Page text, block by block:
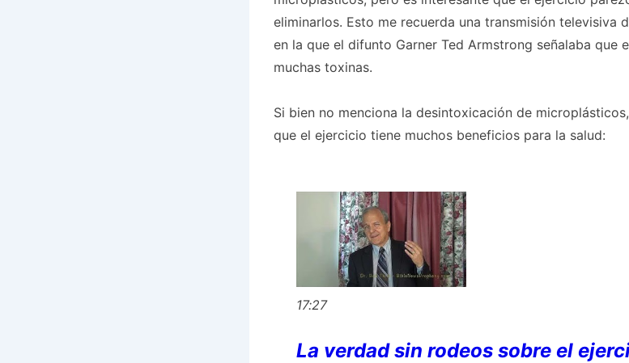
eliminarlos. Esto me recuerda una transmisión televisiva
en la que el difunto Garner Ted Armstrong señalaba que
muchas toxinas.
Si bien no menciona la desintoxicación de
que el ejercicio tiene muchos beneficios para la salud:
17:27
La verdad sin rodeos sobre el